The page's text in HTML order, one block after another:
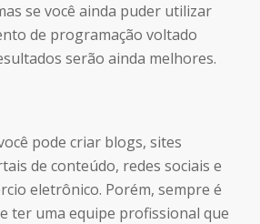
se você ainda puder utilizar
de programação voltado
serão ainda melhores.
pode criar blogs, sites
de conteúdo, redes sociais e
eletrônico. Porém, sempre é
ter uma equipe profissional que